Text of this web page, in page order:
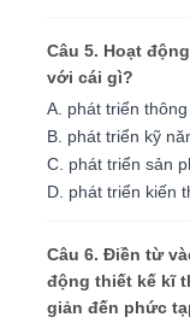
Câu 5. Hoạt
với cái gì?
A. phát triển thông
B. phát triển kỹ
C. phát triển sản
D. phát triển kiến
Câu 6. Điền từ
động thiết kế kĩ
giản đến phức